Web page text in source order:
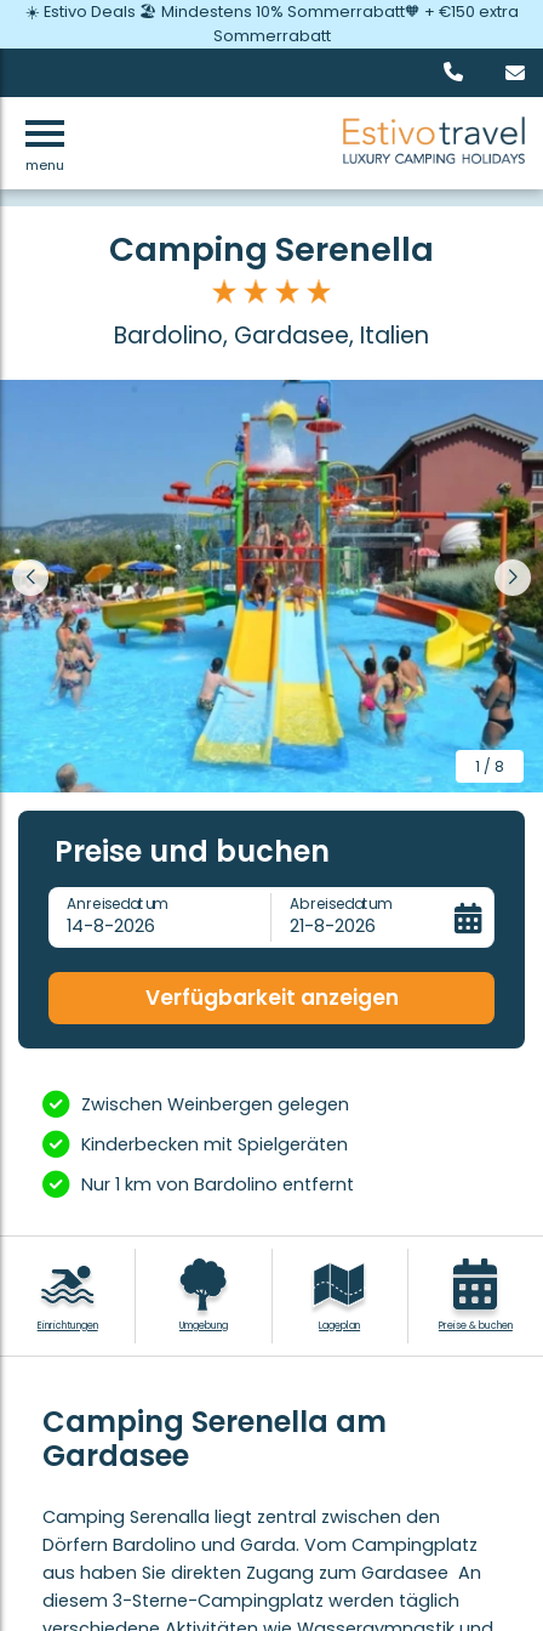
menu
☀️ Estivo Deals 🏖️ Mindestens 10% Sommerrabatt🧡 + €150 extra
Sommerrabatt
Zurück
Camping Serenella
Bardolino, Gardasee, Italien
1 / 8
Preise und buchen
Anreisedatum
14-8-2026
Abreisedatum
21-8-2026
Verfügbarkeit anzeigen
Zwischen Weinbergen gelegen
Kinderbecken mit Spielgeräten
Nur 1 km von Bardolino entfernt
Einrichtungen Umgebung Lageplan Preise & buchen
Camping Serenella am
Gardasee
Camping Serenalla liegt zentral zwischen den
Dörfern Bardolino und Garda. Vom Campingplatz
aus haben Sie direkten Zugang zum Gardasee An
diesem 3-Sterne-Campingplatz werden täglich